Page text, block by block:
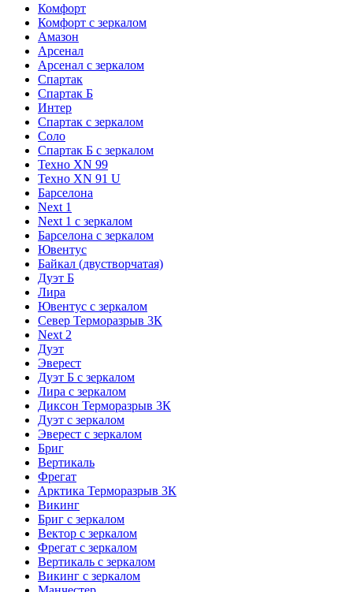
Комфорт
Комфорт с зеркалом
Амазон
Арсенал
Арсенал с зеркалом
Спартак
Спартак Б
Интер
Спартак с зеркалом
Соло
Спартак Б с зеркалом
Техно XN 99
Техно XN 91 U
Барселона
Next 1
Next 1 с зеркалом
Барселона с зеркалом
Ювентус
Байкал (двустворчатая)
Дуэт Б
Лира
Ювентус с зеркалом
Север Терморазрыв 3К
Next 2
Дуэт
Эверест
Дуэт Б с зеркалом
Лира с зеркалом
Диксон Терморазрыв 3К
Дуэт с зеркалом
Эверест с зеркалом
Бриг
Вертикаль
Фрегат
Арктика Терморазрыв 3К
Викинг
Бриг с зеркалом
Вектор с зеркалом
Фрегат с зеркалом
Вертикаль с зеркалом
Викинг с зеркалом